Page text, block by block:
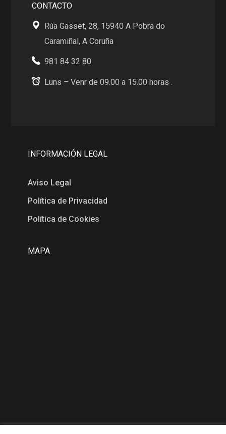
CONTACTO
Rúa Gasset, 28, 15940 A Pobra do
Caramiñal, A Coruña
981 84 32 80
Luns – Venr de 09.00 a 15.00 horas .
INFORMACIÓN LEGAL
Aviso Legal
Política de Privacidad
Política de Cookies
MAPA